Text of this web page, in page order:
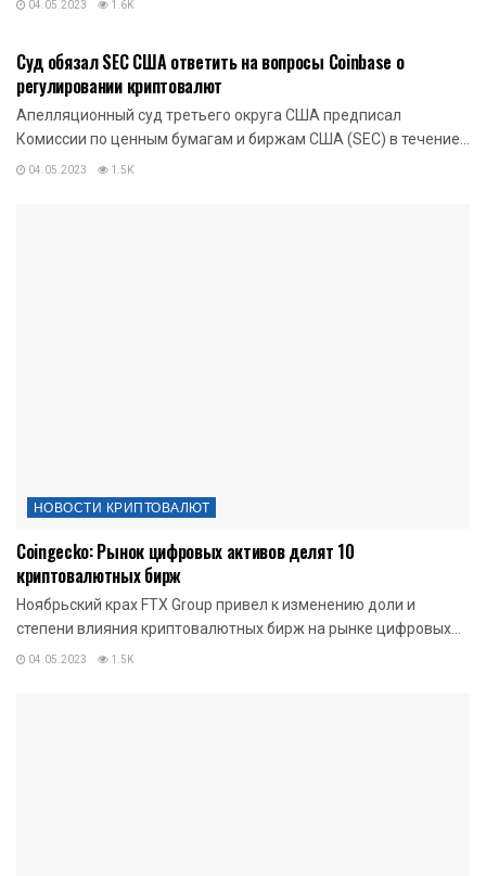
04.05.2023 1.6K
Суд обязал SEC США ответить на вопросы Coinbase о
регулировании криптовалют
Апелляционный суд третьего округа США предписал
Комиссии по ценным бумагам и биржам США (SEC) в течение...
04.05.2023 1.5K
НОВОСТИ КРИПТОВАЛЮТ
Coingecko: Рынок цифровых активов делят 10
криптовалютных бирж
Ноябрьский крах FTX Group привел к изменению доли и
степени влияния криптовалютных бирж на рынке цифровых...
04.05.2023 1.5K